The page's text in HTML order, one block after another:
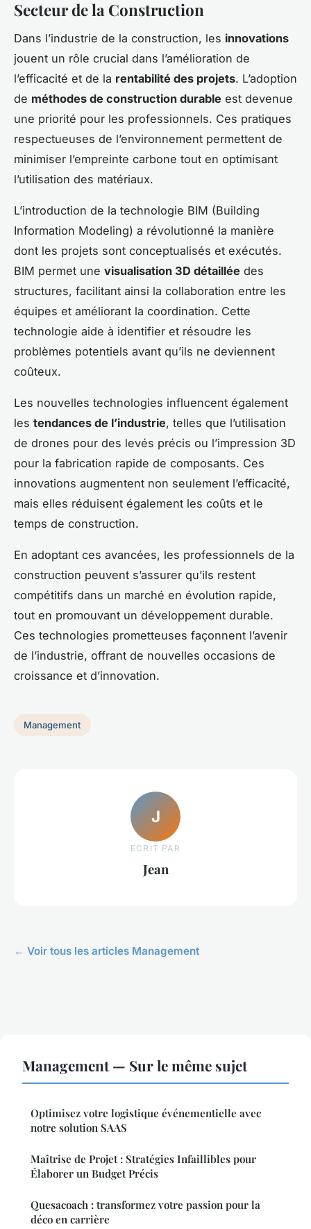
Secteur de la Construction
Dans l’industrie de la construction, les innovations
jouent un rôle crucial dans l’amélioration de
l’efficacité et de la rentabilité des projets. L’adoption
de méthodes de construction durable est devenue
une priorité pour les professionnels. Ces pratiques
respectueuses de l’environnement permettent de
minimiser l’empreinte carbone tout en optimisant
l’utilisation des matériaux.
L’introduction de la technologie BIM (Building
Information Modeling) a révolutionné la manière
dont les projets sont conceptualisés et exécutés.
BIM permet une visualisation 3D détaillée des
structures, facilitant ainsi la collaboration entre les
équipes et améliorant la coordination. Cette
technologie aide à identifier et résoudre les
problèmes potentiels avant qu’ils ne deviennent
coûteux.
Les nouvelles technologies influencent également
les tendances de l’industrie, telles que l’utilisation
de drones pour des levés précis ou l’impression 3D
pour la fabrication rapide de composants. Ces
innovations augmentent non seulement l’efficacité,
mais elles réduisent également les coûts et le
temps de construction.
En adoptant ces avancées, les professionnels de la
construction peuvent s’assurer qu’ils restent
compétitifs dans un marché en évolution rapide,
tout en promouvant un développement durable.
Ces technologies prometteuses façonnent l’avenir
de l’industrie, offrant de nouvelles occasions de
croissance et d’innovation.
Management
J
ECRIT PAR
Jean
← Voir tous les articles Management
Management — Sur le même sujet
Optimisez votre logistique événementielle avec
notre solution SAAS
Maîtrise de Projet : Stratégies Infaillibles pour
Élaborer un Budget Précis
Quesacoach : transformez votre passion pour la
déco en carrière